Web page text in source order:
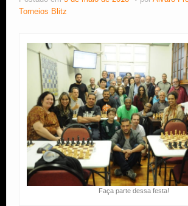
Torneios Blitz
Faça parte dessa festa!